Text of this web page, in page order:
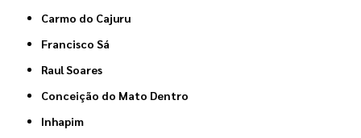
Carmo do Cajuru
Francisco Sá
Raul Soares
Conceição do Mato Dentro
Inhapim